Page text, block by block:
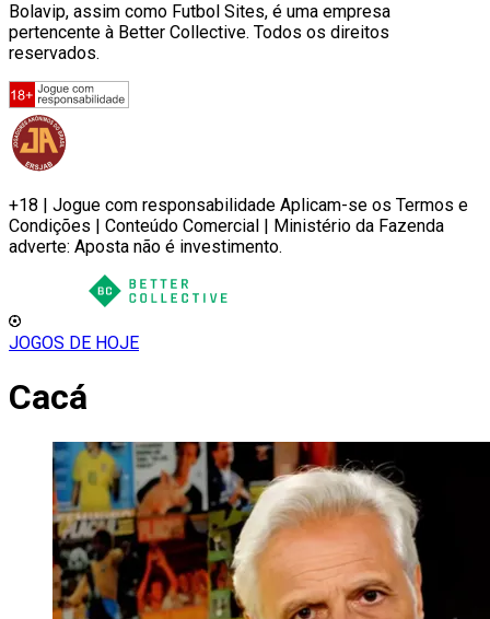
Bolavip, assim como Futbol Sites, é uma empresa
pertencente à Better Collective. Todos os direitos
reservados.
+18 | Jogue com responsabilidade Aplicam-se os Termos e
Condições | Conteúdo Comercial | Ministério da Fazenda
adverte: Aposta não é investimento.
JOGOS DE HOJE
Cacá